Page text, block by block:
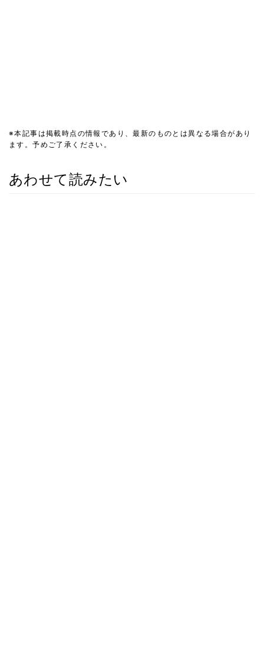
※本記事は掲載時点の情報であり、最新のものとは異なる場合があり
ます。予めご了承ください。
あわせて読みたい